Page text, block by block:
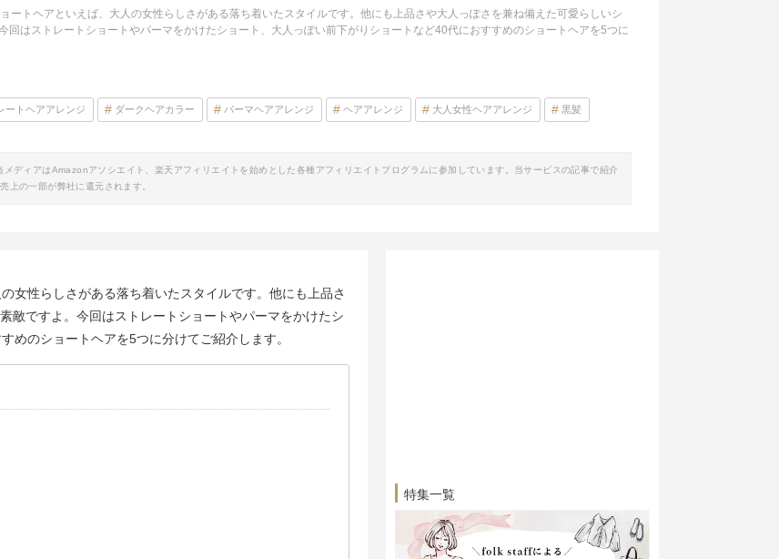
ートヘアといえば、大人の女性らしさがある落ち着いたスタイルです。他にも上品さや大人っぽさを兼ね備えた可愛らしいシ
回はストレートショートやパーマをかけたショート、大人っぽい前下がりショートなど40代におすすめのショートヘアを5つに
ートヘアアレンジ ダークヘアカラー パーマヘアアレンジ ヘアアレンジ 大人女性ヘアアレンジ 黒髪
ディアはAmazonアソシエイト、楽天アフィリエイトを始めとした各種アフィリエイトプログラムに参加しています。当サービスの記事で紹介
上の一部が弊社に還元されます。
女性らしさがある落ち着いたスタイルです。他にも上品さ
敵ですよ。今回はストレートショートやパーマをかけたシ
めのショートヘアを5つに分けてご紹介します。
特集一覧